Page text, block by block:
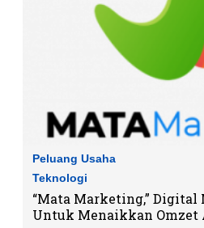
Peluang Usaha
Teknologi
“Mata Marketing,”
Untuk Menaikkan Omzet